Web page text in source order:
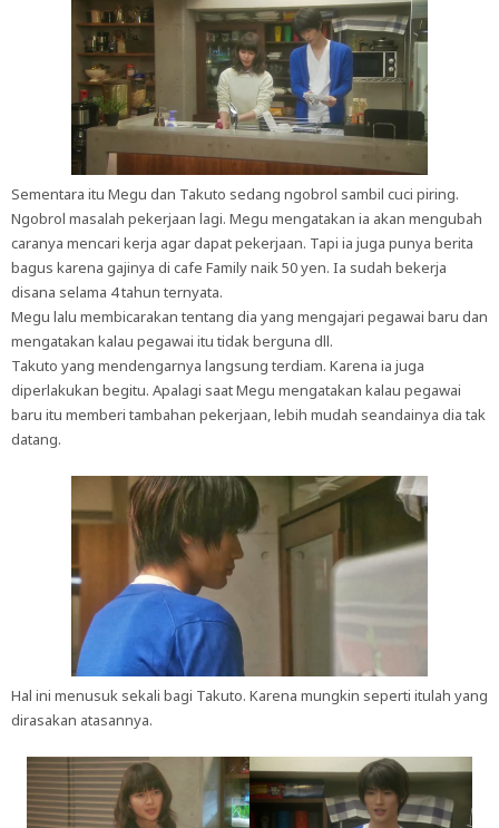
Sementara itu Megu dan Takuto sedang ngobrol sambil cuci piring.
Ngobrol masalah pekerjaan lagi. Megu mengatakan ia akan mengubah
caranya mencari kerja agar dapat pekerjaan. Tapi ia juga punya berita
bagus karena gajinya di cafe Family naik 50 yen. Ia sudah bekerja
disana selama 4 tahun ternyata.
Megu lalu membicarakan tentang dia yang mengajari pegawai baru dan
mengatakan kalau pegawai itu tidak berguna dll.
Takuto yang mendengarnya langsung terdiam. Karena ia juga
diperlakukan begitu. Apalagi saat Megu mengatakan kalau pegawai
baru itu memberi tambahan pekerjaan, lebih mudah seandainya dia tak
datang.
Hal ini menusuk sekali bagi Takuto. Karena mungkin seperti itulah yang
dirasakan atasannya.